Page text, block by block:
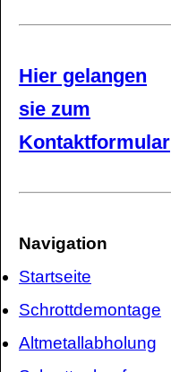
Hier gelangen
sie zum
Kontaktformular
Navigation
Startseite
Schrottdemontage
Altmetallabholung